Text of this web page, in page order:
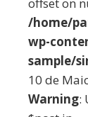
/home/
wp-
sample/
10 de
Warning: